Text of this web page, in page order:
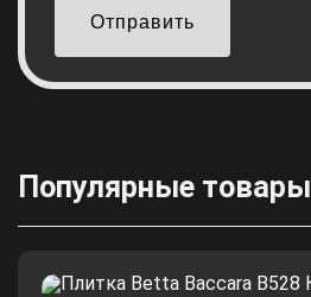
Отправить
Популярные товары